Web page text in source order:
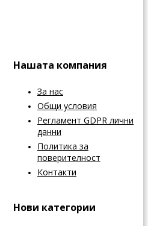
Нашата компания
За нас
Общи условия
Регламент GDPR лични
данни
Политика за
поверителност
Контакти
Нови категории